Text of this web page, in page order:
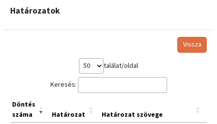
Határozatok
Vissza
találat/oldal
Keresés:
Döntés
száma
Határozat
Határozat szövege